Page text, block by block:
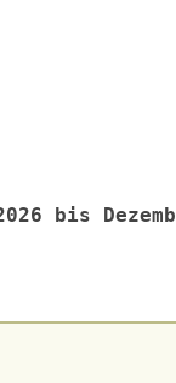
bis